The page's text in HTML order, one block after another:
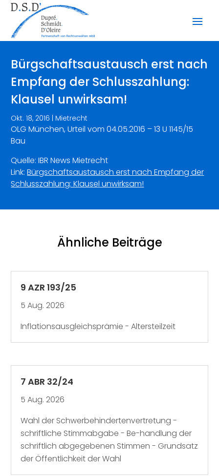
Bürgschaftsaustausch erst nach
Empfang der Schlusszahlung:
Klausel unwirksam!
Okt. 18, 2016 | Mietrecht
OLG München, Urteil vom 04.05.2016 – 13 U 1145/15
Bau
Quelle: IBR News Mietrecht
Link:Bürgschaftsaustausch erst nach Empfang der
Schlusszahlung: Klausel unwirksam!
Ähnliche Beiträge
9 AZR 193/25
5 Aug. 2026
Inflationsausgleichsprämie - Altersteilzeit
7 ABR 32/24
5 Aug. 2026
Wahl der Schwerbehindertenvertretung -
schriftliche Stimmabgabe - Be-handlung der
schriftlich abgegebenen Stimmen - Grundsatz
der Öffentlichkeit der Wahl